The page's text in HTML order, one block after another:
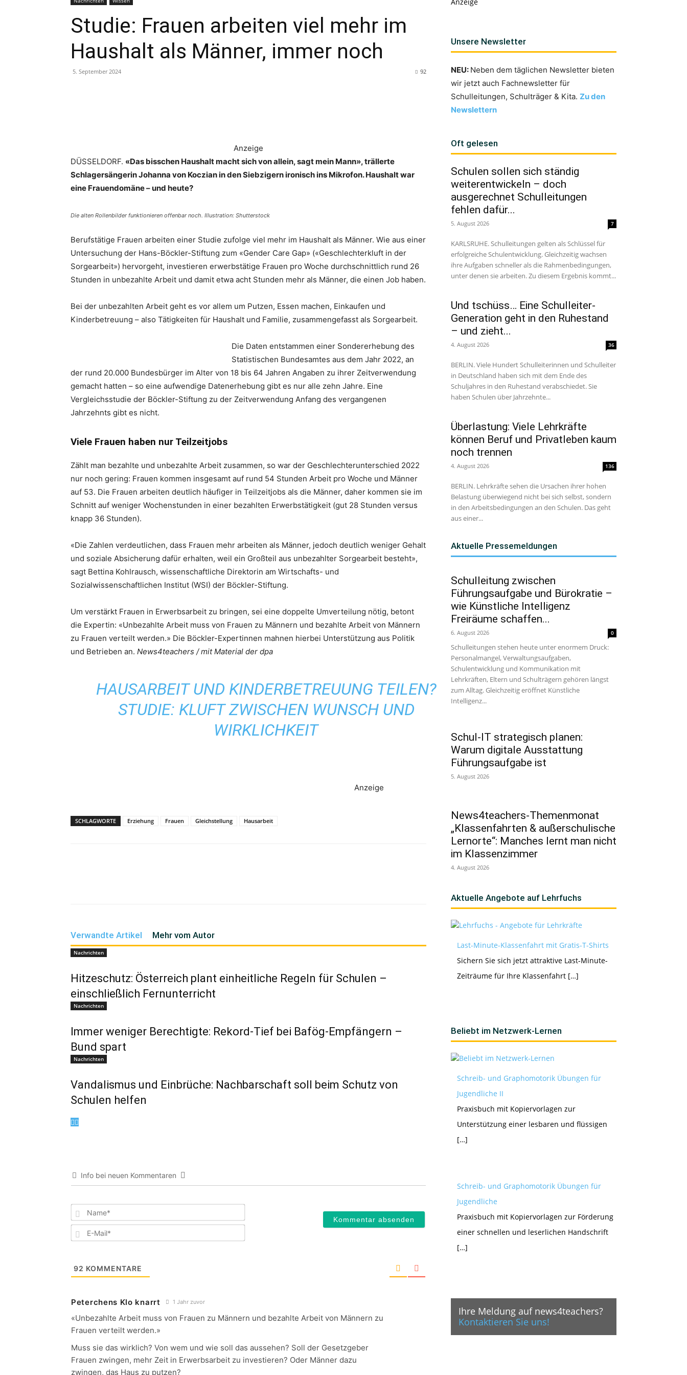
Studie: Frauen arbeiten viel mehr im
Haushalt als Männer, immer noch
5. September 2024 92
Anzeige
DÜSSELDORF. «Das bisschen Haushalt macht sich von allein, sagt mein Mann», trällerte
Schlagersängerin Johanna von Koczian in den Siebzigern ironisch ins Mikrofon. Haushalt war
eine Frauendomäne – und heute?
Die alten Rollenbilder funktionieren offenbar noch. Illustration: Shutterstock
Berufstätige Frauen arbeiten einer Studie zufolge viel mehr im Haushalt als Männer. Wie aus einer
Untersuchung der Hans-Böckler-Stiftung zum «Gender Care Gap» («Geschlechterkluft in der
Sorgearbeit») hervorgeht, investieren erwerbstätige Frauen pro Woche durchschnittlich rund 26
Stunden in unbezahlte Arbeit und damit etwa acht Stunden mehr als Männer, die einen Job haben.
Bei der unbezahlten Arbeit geht es vor allem um Putzen, Essen machen, Einkaufen und
Kinderbetreuung – also Tätigkeiten für Haushalt und Familie, zusammengefasst als Sorgearbeit.
Die Daten entstammen einer Sondererhebung des
Statistischen Bundesamtes aus dem Jahr 2022, an
der rund 20.000 Bundesbürger im Alter von 18 bis 64 Jahren Angaben zu ihrer Zeitverwendung
gemacht hatten – so eine aufwendige Datenerhebung gibt es nur alle zehn Jahre. Eine
Vergleichsstudie der Böckler-Stiftung zu der Zeitverwendung Anfang des vergangenen
Jahrzehnts gibt es nicht.
Viele Frauen haben nur Teilzeitjobs
Zählt man bezahlte und unbezahlte Arbeit zusammen, so war der Geschlechterunterschied 2022
nur noch gering: Frauen kommen insgesamt auf rund 54 Stunden Arbeit pro Woche und Männer
auf 53. Die Frauen arbeiten deutlich häufiger in Teilzeitjobs als die Männer, daher kommen sie im
Schnitt auf weniger Wochenstunden in einer bezahlten Erwerbstätigkeit (gut 28 Stunden versus
knapp 36 Stunden).
«Die Zahlen verdeutlichen, dass Frauen mehr arbeiten als Männer, jedoch deutlich weniger Gehalt
und soziale Absicherung dafür erhalten, weil ein Großteil aus unbezahlter Sorgearbeit besteht»,
sagt Bettina Kohlrausch, wissenschaftliche Direktorin am Wirtschafts- und
Sozialwissenschaftlichen Institut (WSI) der Böckler-Stiftung.
Um verstärkt Frauen in Erwerbsarbeit zu bringen, sei eine doppelte Umverteilung nötig, betont
die Expertin: «Unbezahlte Arbeit muss von Frauen zu Männern und bezahlte Arbeit von Männern
zu Frauen verteilt werden.» Die Böckler-Expertinnen mahnen hierbei Unterstützung aus Politik
und Betrieben an. News4teachers / mit Material der dpa
HAUSARBEIT UND KINDERBETREUUNG TEILEN?
STUDIE: KLUFT ZWISCHEN WUNSCH UND
WIRKLICHKEIT
Anzeige
SCHLAGWORTE Erziehung Frauen Gleichstellung Hausarbeit
Verwandte Artikel Mehr vom Autor
Nachrichten
Hitzeschutz: Österreich plant einheitliche Regeln für Schulen –
einschließlich Fernunterricht
Nachrichten
Immer weniger Berechtigte: Rekord-Tief bei Bafög-Empfängern –
Bund spart
Nachrichten
Vandalismus und Einbrüche: Nachbarschaft soll beim Schutz von
Schulen helfen
Info bei neuen Kommentaren
Name*
E-
92 KOMMENTARE
Peterchens Klo knarrt 1 Jahr zuvor
«Unbezahlte Arbeit muss von Frauen zu Männern und bezahlte Arbeit von Männern zu
Frauen verteilt werden.»
Muss sie das wirklich? Von wem und wie soll das aussehen? Soll der Gesetzgeber
Frauen zwingen, mehr Zeit in Erwerbsarbeit zu investieren? Oder Männer dazu
zwingen, das Haus zu putzen?
Unsere Newsletter
NEU: Neben dem täglichen Newsletter bieten
wir jetzt auch Fachnewsletter für
Schulleitungen, Schulträger & Kita. Zu den
Newslettern
Oft gelesen
Schulen sollen sich ständig
weiterentwickeln – doch
ausgerechnet Schulleitungen
fehlen dafür...
5. August 2026 7
KARLSRUHE. Schulleitungen gelten als Schlüssel für
erfolgreiche Schulentwicklung. Gleichzeitig wachsen
ihre Aufgaben schneller als die Rahmenbedingungen,
unter denen sie arbeiten. Zu diesem Ergebnis kommt...
Und tschüss… Eine Schulleiter-
Generation geht in den Ruhestand
– und zieht...
4. August 2026 36
BERLIN. Viele Hundert Schulleiterinnen und Schulleiter
in Deutschland haben sich mit dem Ende des
Schuljahres in den Ruhestand verabschiedet. Sie
haben Schulen über Jahrzehnte...
Überlastung: Viele Lehrkräfte
können Beruf und Privatleben kaum
noch trennen
4. August 2026 136
BERLIN. Lehrkräfte sehen die Ursachen ihrer hohen
Belastung überwiegend nicht bei sich selbst, sondern
in den Arbeitsbedingungen an den Schulen. Das geht
aus einer...
Aktuelle Pressemeldungen
Schulleitung zwischen
Führungsaufgabe und Bürokratie –
wie Künstliche Intelligenz
Freiräume schaffen...
6. August 2026 0
Schulleitungen stehen heute unter enormem Druck:
Personalmangel, Verwaltungsaufgaben,
Schulentwicklung und Kommunikation mit
Lehrkräften, Eltern und Schulträgern gehören längst
zum Alltag. Gleichzeitig eröffnet Künstliche
Intelligenz...
Schul-IT strategisch planen:
Warum digitale Ausstattung
Führungsaufgabe ist
5. August 2026
News4teachers-Themenmonat
„Klassenfahrten & außerschulische
Lernorte“: Manches lernt man nicht
im Klassenzimmer
4. August 2026
Aktuelle Angebote auf Lehrfuchs
Last-Minute-Klassenfahrt mit Gratis-T-Shirts
Sichern Sie sich jetzt attraktive Last-Minute-
Zeiträume für Ihre Klassenfahrt […]
Beliebt im Netzwerk-Lernen
Schreib- und Graphomotorik Übungen für
Jugendliche II
Praxisbuch mit Kopiervorlagen zur
Unterstützung einer lesbaren und flüssigen
[…]
Schreib- und Graphomotorik Übungen für
Jugendliche
Praxisbuch mit Kopiervorlagen zur Förderung
einer schnellen und leserlichen Handschrift
[…]
Ihre Meldung auf news4teachers?
Kontaktieren Sie uns!